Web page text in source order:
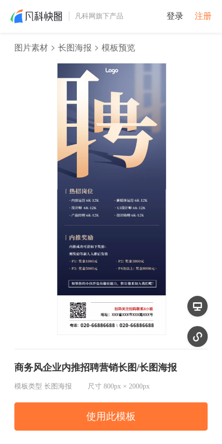
凡科网旗下产品 登录 注册
图片素材 长图海报 模板预览
商务风企业内推招聘营销长图/长图海报
模板类型 长图海报 尺寸 800px × 2000px
使用此模板